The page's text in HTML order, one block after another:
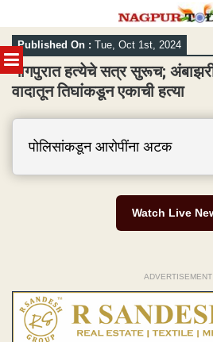
MENU
Skip
to
content
Published On : Tue, Oct 1st, 2024
नागपुरात हत्येचे सत्र सुरूच;
वादातून तिघांकडून एकाची हत्या
पोलिसांकडून आरोपींना अटक
Watch Live
ADVERTISEMENT